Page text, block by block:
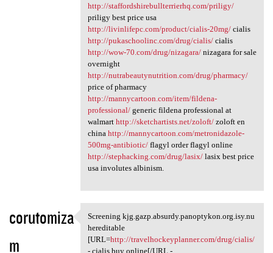
http://staffordshirebullterrierhq.com/priligy/
priligy best price usa
http://livinlifepc.com/product/cialis-20mg/cialis
http://pukaschoolinc.com/drug/cialis/cialis
http://wow-70.com/drug/nizagara/nizagara for sale
overnight
http://nutrabeautynutrition.com/drug/pharmacy/
price of pharmacy
http://mannycartoon.com/item/fildena-
professional/generic fildena professional at
walmart http://sketchartists.net/zoloft/zoloft en
china http://mannycartoon.com/metronidazole-
500mg-antibiotic/flagyl order flagyl online
http://stephacking.com/drug/lasix/lasix best price
usa involutes albinism.
corutomiza
m
Screening kjg.gazp.absurdy
Screening kjg.gazp.absurdy.panoptykon.org.isy.nu
hereditable
[URL=http://travelhockeyplanner.com/drug/cialis/
- cialis buy online[/URL -